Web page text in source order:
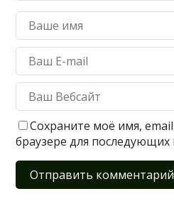
Сохраните моё имя,
браузере для